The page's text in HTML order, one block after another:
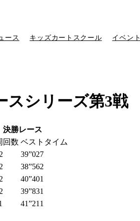
ース キッズカートスクール イベント
スシリーズ第3戦
決勝レース
回数 ベストタイム
39”027
38”562
40”401
39”831
41”211